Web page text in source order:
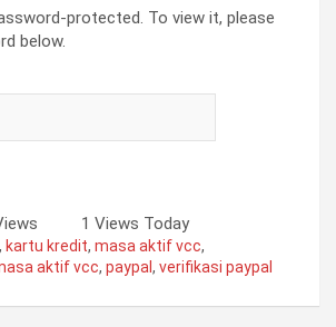
protected. To view it, please
below.
1 Views Today
, kartu kredit, masa aktif vcc,
aktif vcc, paypal , verifikasi paypal